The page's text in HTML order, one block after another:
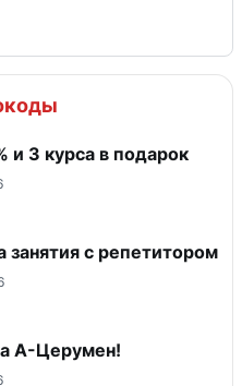
и 3 курса в подарок
занятия с репетитором
А-Церумен!